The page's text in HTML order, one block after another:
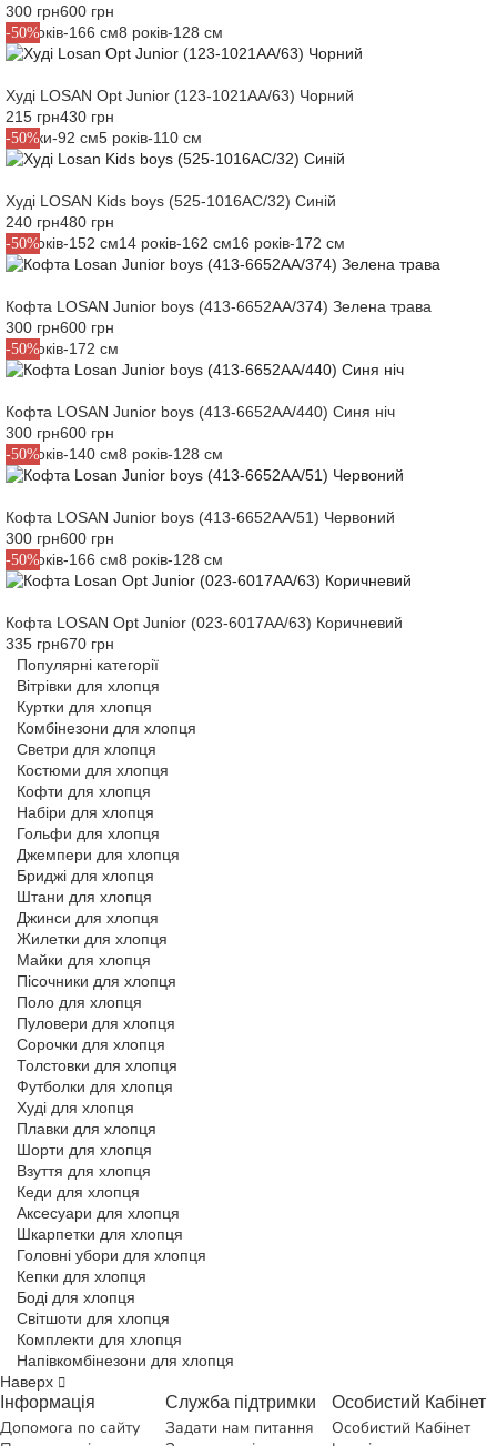
300 грн600 грн
-50%
16 років-166 см8 років-128 см
Худі LOSAN Opt Junior (123-1021AA/63) Чорний
215 грн430 грн
-50%
2 роки-92 см5 років-110 см
Худі LOSAN Kids boys (525-1016AC/32) Синій
240 грн480 грн
-50%
12 років-152 см14 років-162 см16 років-172 см
Кофта LOSAN Junior boys (413-6652AA/374) Зелена трава
300 грн600 грн
-50%
16 років-172 см
Кофта LOSAN Junior boys (413-6652AA/440) Синя ніч
300 грн600 грн
-50%
10 років-140 см8 років-128 см
Кофта LOSAN Junior boys (413-6652AA/51) Червоний
300 грн600 грн
-50%
16 років-166 см8 років-128 см
Кофта LOSAN Opt Junior (023-6017AA/63) Коричневий
335 грн670 грн
Популярні категорії
Вітрівки для хлопця
Куртки для хлопця
Комбінезони для хлопця
Светри для хлопця
Костюми для хлопця
Кофти для хлопця
Набіри для хлопця
Гольфи для хлопця
Джемпери для хлопця
Бриджі для хлопця
Штани для хлопця
Джинси для хлопця
Жилетки для хлопця
Майки для хлопця
Пісочники для хлопця
Поло для хлопця
Пуловери для хлопця
Сорочки для хлопця
Толстовки для хлопця
Футболки для хлопця
Худі для хлопця
Плавки для хлопця
Шорти для хлопця
Взуття для хлопця
Кеди для хлопця
Аксесуари для хлопця
Шкарпетки для хлопця
Головні убори для хлопця
Кепки для хлопця
Боді для хлопця
Світшоти для хлопця
Комплекти для хлопця
Напівкомбінезони для хлопця
Наверх
Інформація
Допомога по сайту
Служба підтримки
Задати нам питання
Особистий Кабінет
Особистий Кабінет